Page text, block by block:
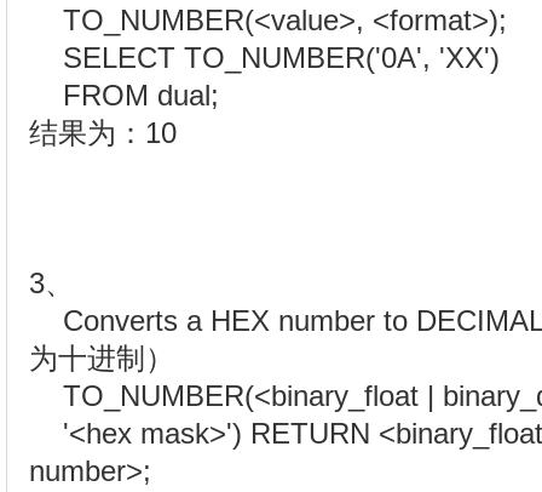
TO_NUMBER(<value>, <format>);
SELECT TO_NUMBER('0A', 'XX')
FROM dual;
结果为：10
3、
Converts a HEX number to
为十进制）
TO_NUMBER(<binary_float |
'<hex mask>') RETURN
number>;